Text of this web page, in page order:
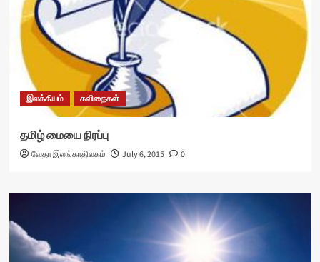
இலக்கியம் கவிதைகள்
தமிழ் மையை நிரப்பு
வேதா இலங்காதிலகம் July 6, 2015 0